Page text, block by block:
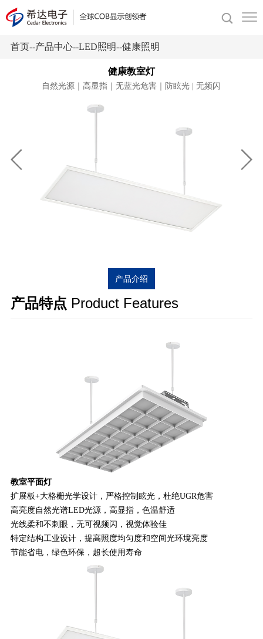
首页--产品中心--LED照明--健康照明
健康教室灯
自然光源｜高显指｜无蓝光危害｜防眩光 | 无频闪
产品介绍
产品特点 Product Features
教室平面灯
扩展板+大格栅光学设计，严格控制眩光，杜绝UGR危害
高亮度自然光谱LED光源，高显指，色温舒适
光线柔和不刺眼，无可视频闪，视觉体验佳
特定结构工业设计，提高照度均匀度和空间光环境亮度
节能省电，绿色环保，超长使用寿命